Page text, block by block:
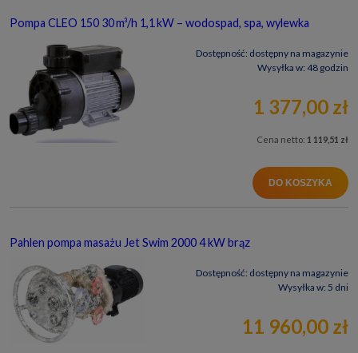
Pompa CLEO 150 30 m³/h 1,1 kW – wodospad, spa, wylewka
Dostępność: dostępny na magazynie
Wysyłka w: 48 godzin
1 377,00 zł
Cena netto: 1 119,51 zł
DO KOSZYKA
Pahlen pompa masażu Jet Swim 2000 4 kW brąz
Dostępność: dostępny na magazynie
Wysyłka w: 5 dni
11 960,00 zł